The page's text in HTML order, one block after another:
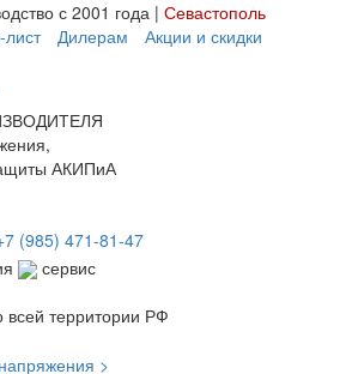
с 2001 года | Севастополь
Дилерам
Акции и скидки
АКИПиА
(985) 471-81-47
сервис
всей территории РФ
>